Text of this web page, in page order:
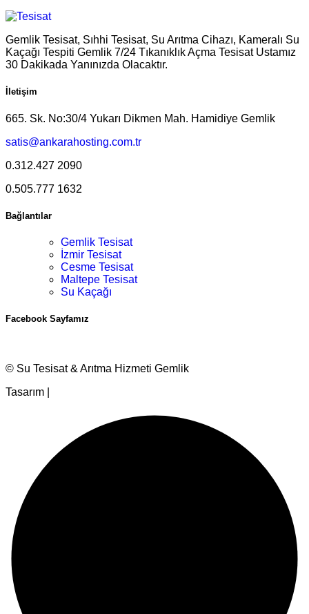
Gemlik Tesisat, Sıhhi Tesisat, Su Arıtma Cihazı, Kameralı Su
Kaçağı Tespiti Gemlik 7/24 Tıkanıklık Açma Tesisat Ustamız
30 Dakikada Yanınızda Olacaktır.
İletişim
665. Sk. No:30/4 Yukarı Dikmen Mah. Hamidiye Gemlik
satis@ankarahosting.com.tr
0.312.427 2090
0.505.777 1632
Bağlantılar
Gemlik Tesisat
İzmir Tesisat
Cesme Tesisat
Maltepe Tesisat
Su Kaçağı
Facebook Sayfamız
© Su Tesisat & Arıtma Hizmeti Gemlik
Tasarım |